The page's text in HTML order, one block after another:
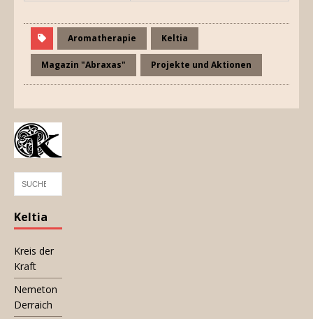
Aromatherapie Keltia
Magazin "Abraxas" Projekte und Aktionen
Keltia
Kreis der
Kraft
Nemeton
Derraich